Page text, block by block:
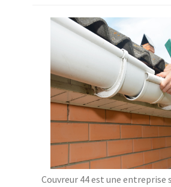
Couvreur 44 est une entreprise